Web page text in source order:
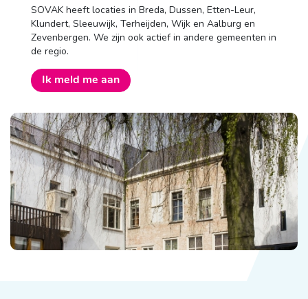
Wonen
Dagbesteding
Behandelingen
Contact
SOVAK heeft locaties in Breda, Dussen, Etten-Leur,
Klundert, Sleeuwijk, Terheijden, Wijk en Aalburg en
Zevenbergen. We zijn ook actief in andere gemeenten in
de regio.
Ik meld me aan